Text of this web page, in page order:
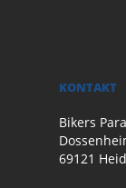
KONTAKT
Bikers
69121